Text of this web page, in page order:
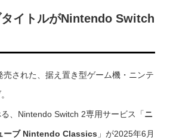
イトルがNintendo Switch
された、据え置き型ゲーム機・ニンテ
、Nintendo Switch 2専用サービス「ニ
ーブ Nintendo Classics 」が2025年6月